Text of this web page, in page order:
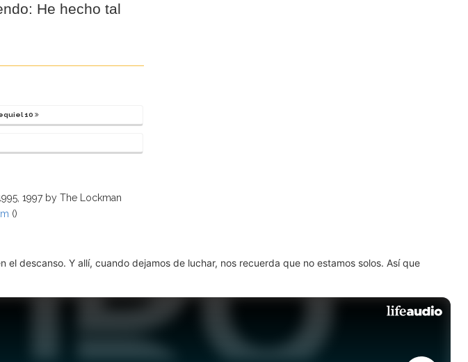
He hecho tal
10
1997 by The Lockman
()
descanso. Y allí, cuando dejamos de luchar, nos recuerda que no estamos solos. Así que